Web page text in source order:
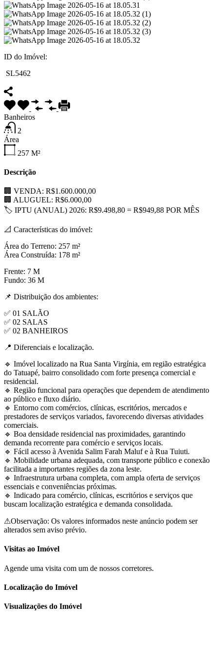
ID do Imóvel:
SL5462
Banheiros
2
Área
257 M²
Descrição
🏢 VENDA: R$1.600.000,00
🏢 ALUGUEL: R$6.000,00
🏷 IPTU (ANUAL) 2026: R$9.498,80 = R$949,88 POR MÊS
📐 Características do imóvel:
Área do Terreno: 257 m²
Área Construída: 178 m²
Frente: 7 M
Fundo: 36 M
📌 Distribuição dos ambientes:
✅ 01 SALÃO
✅ 02 SALAS
✅ 02 BANHEIROS
📍 Diferenciais e localização.
🔹 Imóvel localizado na Rua Santa Virgínia, em região estratégica
do Tatuapé, bairro consolidado com forte presença comercial e
residencial.
🔹 Região funcional para operações que dependem de atendimento
ao público e fluxo diário.
🔹 Entorno com comércios, clínicas, escritórios, mercados e
prestadores de serviços variados, favorecendo diversas atividades
comerciais.
🔹 Boa densidade residencial nas proximidades, garantindo
demanda recorrente para comércio e serviços locais.
🔹 Fácil acesso à Avenida Salim Farah Maluf e à Rua Tuiuti.
🔹 Mobilidade urbana adequada, com transporte público e conexão
facilitada a importantes regiões da zona leste.
🔹 Infraestrutura urbana completa, com ampla oferta de serviços
essenciais e conveniências próximas.
🔹 Indicado para comércio, clínicas, escritórios e serviços que
buscam localização estratégica e demanda consolidada.
⚠Observação: Os valores informados neste anúncio podem ser
alterados sem aviso prévio.
Visitas ao Imóvel
Agende uma visita com um de nossos corretores.
Localização do Imóvel
Visualizações do Imóvel